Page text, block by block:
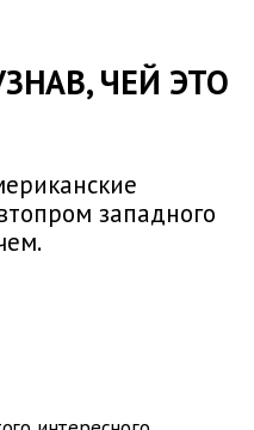
ЧЕЙ ЭТО
западного